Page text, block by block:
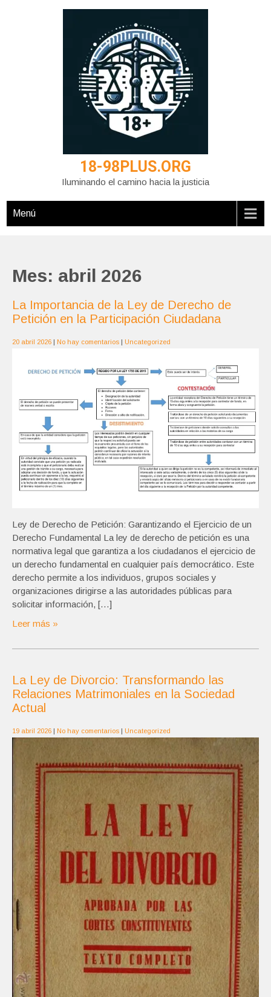
18-98PLUS.ORG
Iluminando el camino hacia la justicia
Menú
Mes: abril 2026
La Importancia de la Ley de Derecho de
Petición en la Participación Ciudadana
20 abril 2026 | No hay comentarios | Uncategorized
Ley de Derecho de Petición: Garantizando el Ejercicio de un
Derecho Fundamental La ley de derecho de petición es una
normativa legal que garantiza a los ciudadanos el ejercicio de
un derecho fundamental en cualquier país democrático. Este
derecho permite a los individuos, grupos sociales y
organizaciones dirigirse a las autoridades públicas para
solicitar información, […]
Leer más »
La Ley de Divorcio: Transformando las
Relaciones Matrimoniales en la Sociedad
Actual
19 abril 2026 | No hay comentarios | Uncategorized